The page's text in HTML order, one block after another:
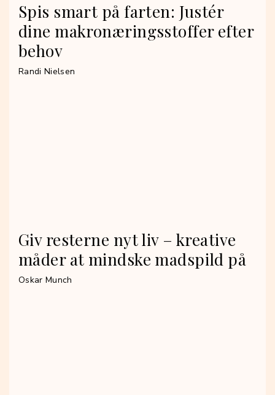
Spis smart på farten: Justér
dine makronæringsstoffer efter
behov
Randi Nielsen
Giv resterne nyt liv – kreative
måder at mindske madspild på
Oskar Munch